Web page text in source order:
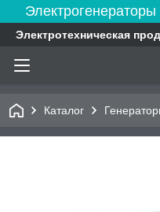
Электротехническая
Каталог